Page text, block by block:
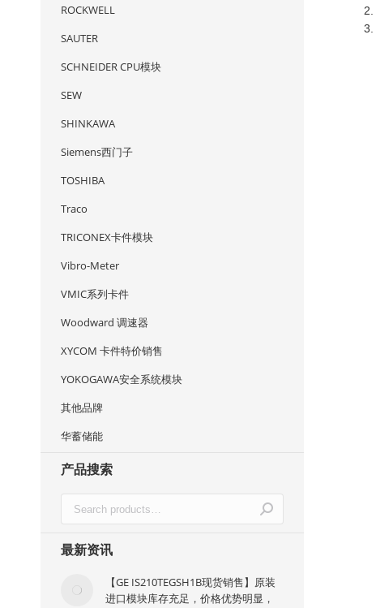
ROCKWELL
SAUTER
SCHNEIDER CPU模块
SEW
SHINKAWA
Siemens西门子
TOSHIBA
Traco
TRICONEX卡件模块
Vibro-Meter
VMIC系列卡件
Woodward 调速器
XYCOM 卡件特价销售
YOKOGAWA安全系统模块
其他品牌
华蓄储能
产品搜索
最新资讯
【GE IS210TEGSH1B现货销售】原装
进口模块库存充足，价格优势明显，